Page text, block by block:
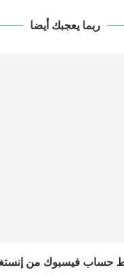
ربما يعجبك أيضا
حساب فيسبوك من